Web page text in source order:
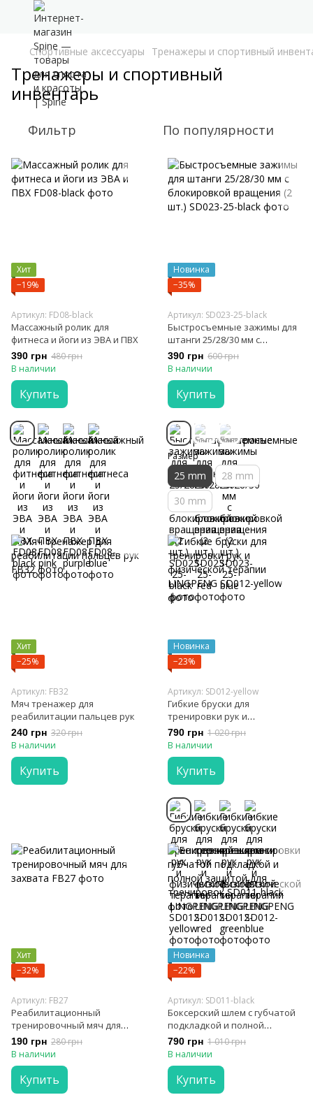
Спортивные аксессуары Тренажеры и спортивный
Тренажеры и спортивный
инвентарь
Фильтр По популярности
Хит
−19%
Артикул: FD08-black
Массажный ролик для
фитнеса и йоги из ЭВА и ПВХ
390 грн 480 грн
В наличии
Купить
Новинка
−35%
Артикул: SD023-25-black
Быстросъемные зажимы для
штанги 25/28/30 мм с
блокировкой вращения (2
шт.)
390 грн 600 грн
В наличии
Купить
Размер
25 mm
28 mm
30 mm
Хит
−25%
Артикул: FB32
Мяч тренажер для
реабилитации пальцев рук
240 грн 320 грн
В наличии
Купить
Новинка
−23%
Артикул: SD012-yellow
Гибкие бруски для
тренировки рук и
физической терапии
LINGPENG
790 грн 1 020 грн
В наличии
Купить
Хит
−32%
Артикул: FB27
Реабилитационный
тренировочный мяч для
захвата
190 грн 280 грн
В наличии
Купить
Новинка
−22%
Артикул: SD011-black
Боксерский шлем с губчатой
подкладкой и полной
защитой для тренировок
790 грн 1 010 грн
В наличии
Купить